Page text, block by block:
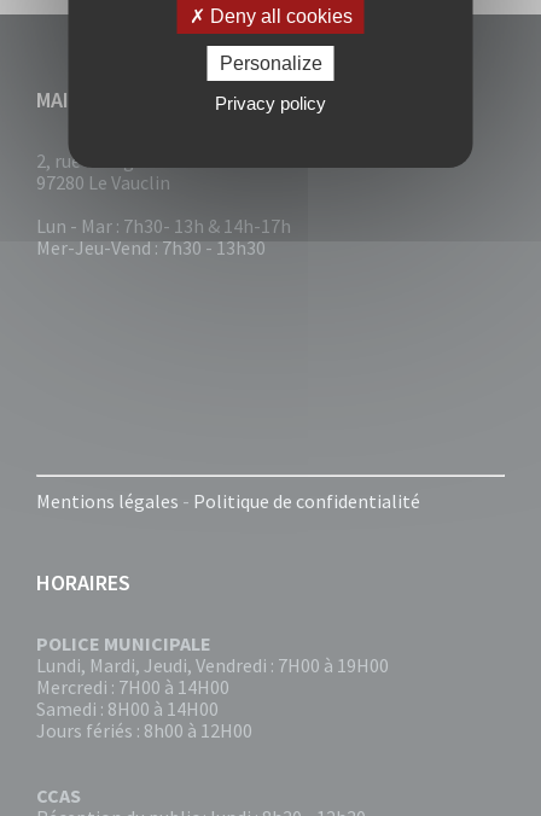
MAIRIE DU VAUCLIN
2, rue Collignon
97280 Le Vauclin
Lun - Mar : 7h30- 13h & 14h-17h
Mer-Jeu-Vend : 7h30 - 13h30
Mentions légales - Politique de confidentialité
HORAIRES
POLICE MUNICIPALE
Lundi, Mardi, Jeudi, Vendredi : 7H00 à 19H00
Mercredi : 7H00 à 14H00
Samedi : 8H00 à 14H00
Jours fériés : 8h00 à 12H00
CCAS
Deny all cookies
Personalize
Privacy policy